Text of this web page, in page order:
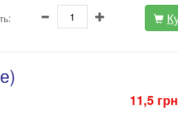
11,5